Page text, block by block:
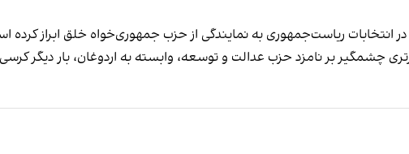
انتخابات ریاست‌جمهوری به نمایندگی از حزب جمهوری‌خواه خلق ابراز کرده